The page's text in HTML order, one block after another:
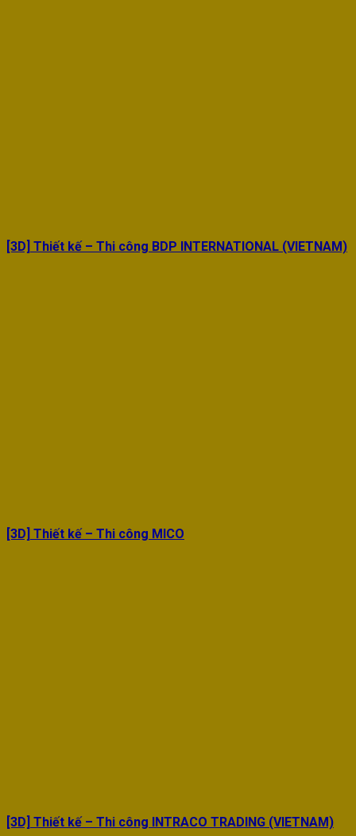
[3D] Thiết kế – Thi công BDP INTERNATIONAL (VIETNAM)
[3D] Thiết kế – Thi công MICO
[3D] Thiết kế – Thi công INTRACO TRADING (VIETNAM)